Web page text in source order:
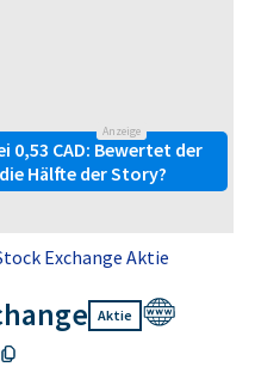
Anzeige
0,53 CAD: Bewertet der
Hälfte der Story?
Exchange Aktie
Aktie